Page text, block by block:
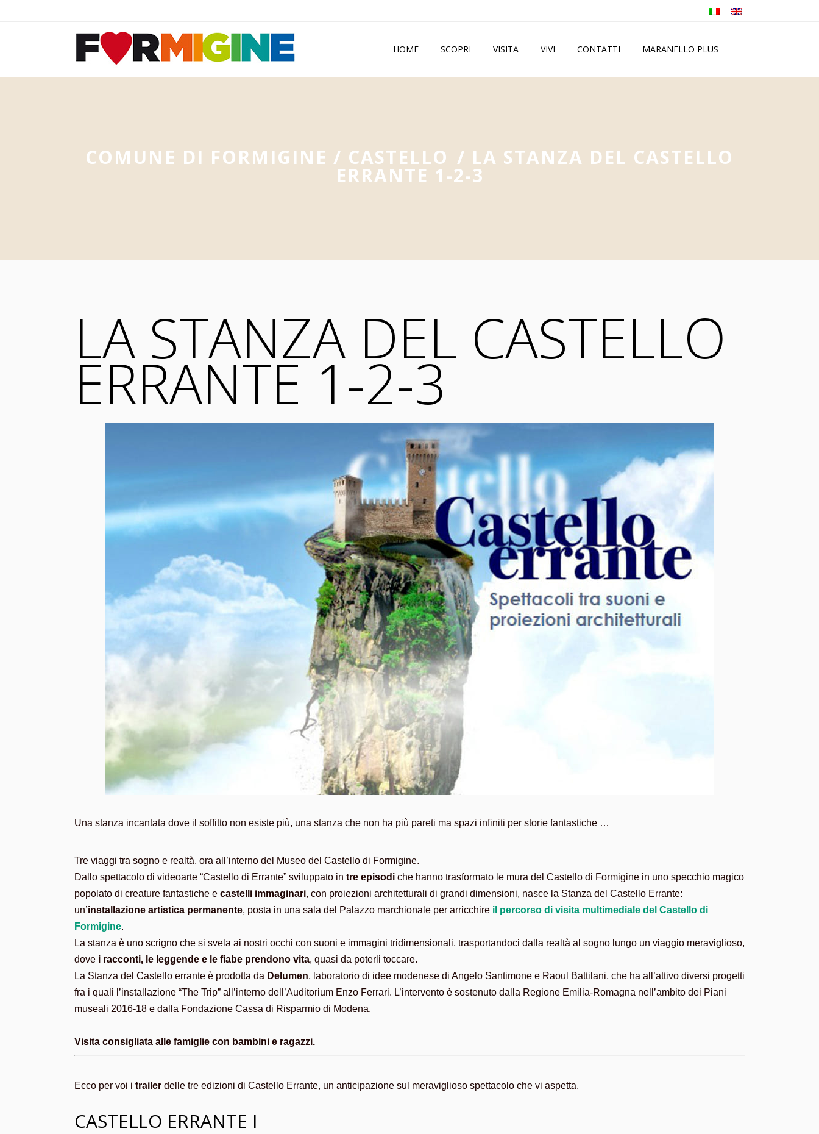
HOME SCOPRI VISITA VIVI CONTATTI MARANELLO PLUS
COMUNE DI FORMIGINE / CASTELLO / LA STANZA DEL CASTELLO
ERRANTE 1-2-3
LA STANZA DEL CASTELLO
ERRANTE 1-2-3
Una stanza incantata dove il soffitto non esiste più, una stanza che non ha più pareti ma spazi infiniti per storie fantastiche …
Tre viaggi tra sogno e realtà, ora all’interno del Museo del Castello di Formigine.
Dallo spettacolo di videoarte “Castello di Errante” sviluppato in tre episodi che hanno trasformato le mura del Castello di Formigine in uno specchio magico
popolato di creature fantastiche e castelli immaginari, con proiezioni architetturali di grandi dimensioni, nasce la Stanza del Castello Errante:
un’installazione artistica permanente, posta in una sala del Palazzo marchionale per arricchire il percorso di visita multimediale del Castello di
Formigine.
La stanza è uno scrigno che si svela ai nostri occhi con suoni e immagini tridimensionali, trasportandoci dalla realtà al sogno lungo un viaggio meraviglioso,
dove i racconti, le leggende e le fiabe prendono vita, quasi da poterli toccare.
La Stanza del Castello errante è prodotta da Delumen, laboratorio di idee modenese di Angelo Santimone e Raoul Battilani, che ha all’attivo diversi progetti
fra i quali l’installazione “The Trip” all’interno dell’Auditorium Enzo Ferrari. L’intervento è sostenuto dalla Regione Emilia-Romagna nell’ambito dei Piani
museali 2016-18 e dalla Fondazione Cassa di Risparmio di Modena.
Visita consigliata alle famiglie con bambini e ragazzi.
Ecco per voi i trailer delle tre edizioni di Castello Errante, un anticipazione sul meraviglioso spettacolo che vi aspetta.
CASTELLO ERRANTE I